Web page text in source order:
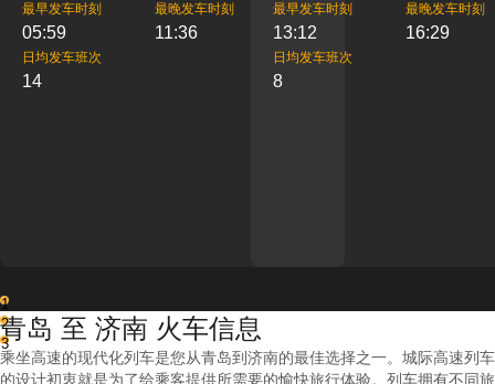
最早发车时刻
05:59
最晚发车时刻
11:36
日均发车班次
14
最早发车时刻
13:12
最晚发车时刻
16:29
日均发车班次
8
1
2
3
青岛 至 济南 火车信息
乘坐高速的现代化列车是您从青岛到济南的最佳选择之一。城际高速列车
的设计初衷就是为了给乘客提供所需要的愉快旅行体验。列车拥有不同旅